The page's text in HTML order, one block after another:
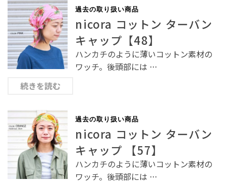
過去の取り扱い商品
nicora コットン ターバン
キャップ【48】
ハンカチのように薄いコットン素材の
ワッチ。後頭部には …
続きを読む
過去の取り扱い商品
nicora コットン ターバン
キャップ 【57】
ハンカチのように薄いコットン素材の
ワッチ。後頭部には …